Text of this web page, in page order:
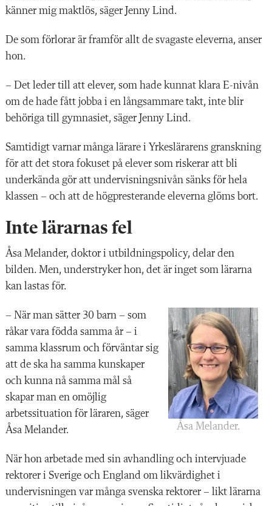
känner mig maktlös, säger Jenny Lind.
De som förlorar är framför allt de svagaste eleverna, anser
hon.
– Det leder till att elever, som hade kunnat klara E-nivån
om de hade fått jobba i en långsammare takt, inte blir
behöriga till gymnasiet, säger Jenny Lind.
Samtidigt varnar många lärare i Yrkeslärarens granskning
för att det stora fokuset på elever som riskerar att bli
underkända gör att undervisningsnivån sänks för hela
klassen – och att de högpresterande eleverna glöms bort.
Inte lärarnas fel
Åsa Melander, doktor i utbildningspolicy, delar den
bilden. Men, understryker hon, det är inget som lärarna
kan lastas för.
Åsa Melander.
– När man sätter 30 barn – som
råkar vara födda samma år – i
samma klassrum och förväntar sig
att de ska ha samma kunskaper
och kunna nå samma mål så
skapar man en omöjlig
arbetssituation för läraren, säger
Åsa Melander.
När hon arbetade med sin avhandling och intervjuade
rektorer i Sverige och England om likvärdighet i
undervisningen var många svenska rektorer – likt lärarna